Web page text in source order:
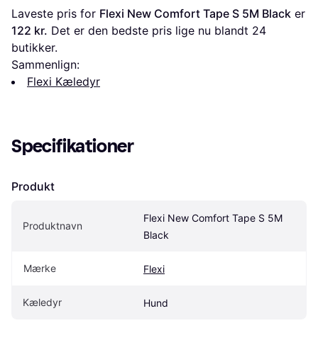
Laveste pris for Flexi New Comfort Tape S 5M Black
122 kr. Det er den bedste pris lige nu blandt 24
butikker.
Sammenlign:
Flexi Kæledyr
Specifikationer
Produkt
Produktnavn
Flexi New Comfort Tape S 5M
Black
Mærke Flexi
Kæledyr Hund